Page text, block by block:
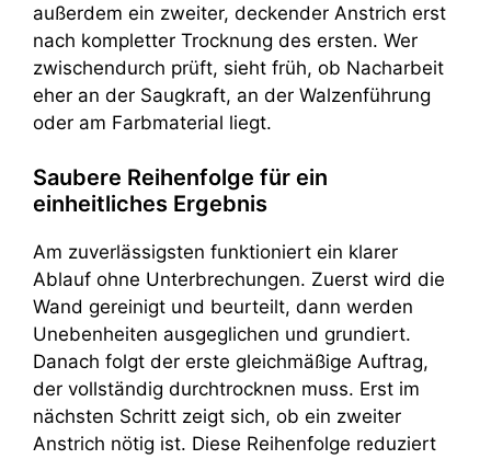
außerdem ein zweiter, deckender Anstrich erst
nach kompletter Trocknung des ersten. Wer
zwischendurch prüft, sieht früh, ob Nacharbeit
eher an der Saugkraft, an der Walzenführung
oder am Farbmaterial liegt.
Saubere Reihenfolge für ein
einheitliches Ergebnis
Am zuverlässigsten funktioniert ein klarer
Ablauf ohne Unterbrechungen. Zuerst wird die
Wand gereinigt und beurteilt, dann werden
Unebenheiten ausgeglichen und grundiert.
Danach folgt der erste gleichmäßige Auftrag,
der vollständig durchtrocknen muss. Erst im
nächsten Schritt zeigt sich, ob ein zweiter
Anstrich nötig ist. Diese Reihenfolge reduziert